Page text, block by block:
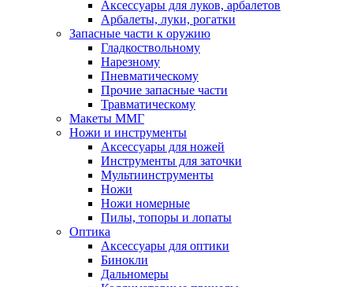
Аксессуары для луков, арбалетов
Арбалеты, луки, рогатки
Запасные части к оружию
Гладкоствольному
Нарезному
Пневматическому
Прочие запасные части
Травматическому
Макеты ММГ
Ножи и инструменты
Аксессуары для ножей
Инструменты для заточки
Мультиинструменты
Ножи
Ножи номерные
Пилы, топоры и лопаты
Оптика
Аксессуары для оптики
Бинокли
Дальномеры